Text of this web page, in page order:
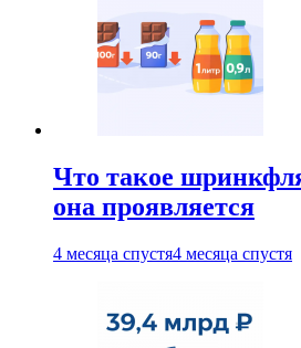
Что такое
она проявляется
4 месяца спустя4 месяца спустя